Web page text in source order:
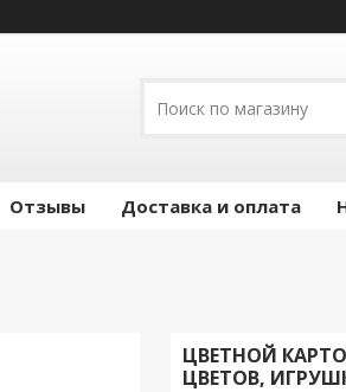
Отзывы Доставка и оплата
ЦВЕТНОЙ
ЦВЕТОВ,